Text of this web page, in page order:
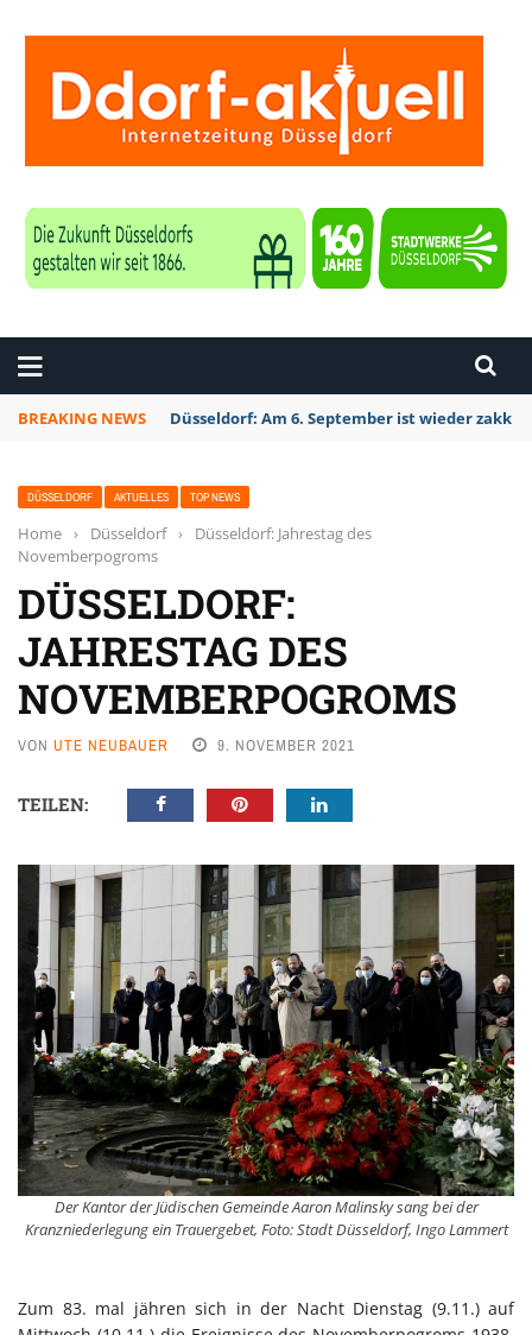
BREAKING NEWS Düsseldorf Kalkum: Bei
DÜSSELDORF AKTUELLES TOP NEWS
Home › Düsseldorf ›
Düsseldorf: Jahrestag des
Novemberpogroms
DÜSSELDORF:
JAHRESTAG DES
NOVEMBERPOGROMS
VON UTE NEUBAUER 9. NOVEMBER 2021
TEILEN:
Der Kantor der Jüdischen Gemeinde Aaron Malinsky sang bei der
Kranzniederlegung ein Trauergebet, Foto: Stadt Düsseldorf, Ingo Lammert
Zum 83. mal jähren sich in der Nacht Dienstag (9.11.) auf